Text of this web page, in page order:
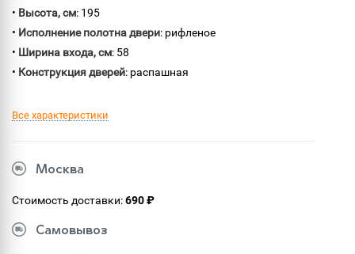
• Высота, см: 195
• Исполнение полотна двери: рифленое
• Ширина входа, см: 58
• Конструкция дверей: распашная
Все характеристики
Москва
Стоимость доставки:690 ₽
Самовывоз